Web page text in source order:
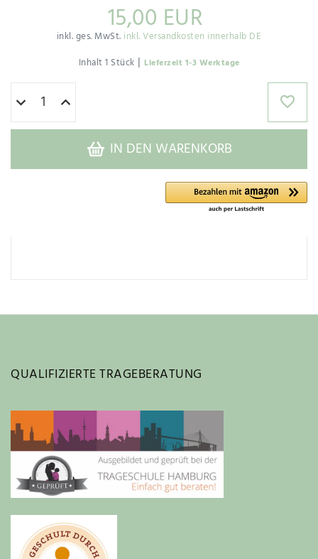
15,00 EUR
inkl. ges. MwSt. inkl. Versandkosten innerhalb DE
Inhalt1 Stück | Lieferzeit 1-3 Werktage
IN DEN WARENKORB
QUALIFIZIERTE TRAGEBERATUNG